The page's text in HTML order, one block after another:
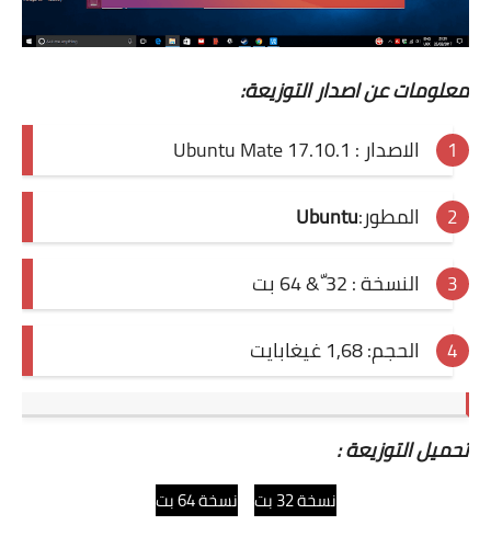
معلومات عن اصدار التوزيعة:
الاصدار : Ubuntu Mate 17.10.1
المطور:Ubuntu
النسخة : 32 ّ& 64 بت
الحجم: 1,68 غيغابايت
تحميل التوزيعة :
نسخة 32 بت نسخة 64 بت